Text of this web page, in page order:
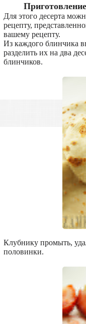
Для этого десерта
рецепту,
вашему рецепту.
Из каждого блинчика
разделить их на два
блинчиков.
Клубнику промыть,
половинки.